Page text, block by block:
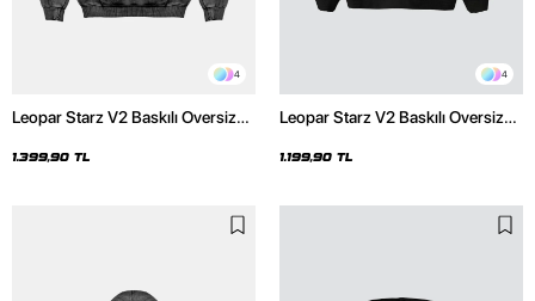
4
Leopar Starz V2 Baskılı Oversize
Hoodie
1.399,90 TL
4
Leopar Starz V2 Baskılı Oversize
1.199,90 TL